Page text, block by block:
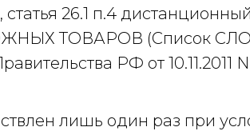
26.1 п.4
ТОВАРОВ (Список
РФ от 10.11.2011
лишь один раз при